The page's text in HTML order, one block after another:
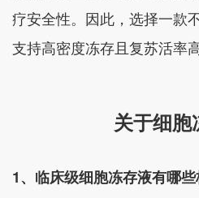
疗安全性。因此，选择一款
支持高密度冻存且复苏活率
关于细胞
1、临床级细胞冻存液有哪些